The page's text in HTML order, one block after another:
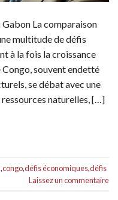
La comparaison
multitude de défis
à la fois la croissance
souvent endetté
se débat avec une
ressources naturelles, […]
,congo,défis économiques,défis
Laissez un commentaire